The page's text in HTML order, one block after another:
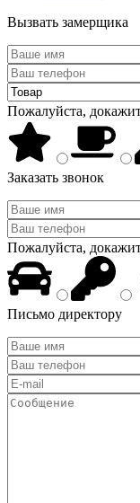
Вызвать замерщика
Пожалуйста,
Заказать звонок
Пожалуйста,
Письмо директору